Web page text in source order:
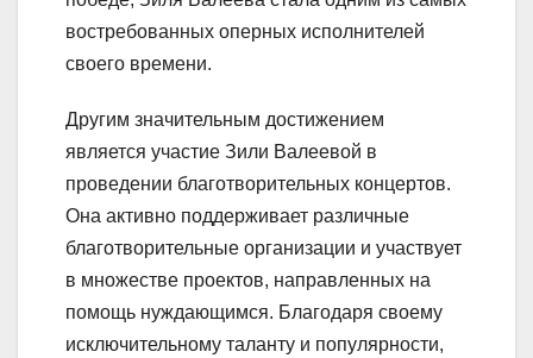
востребованных оперных исполнителей
своего времени.
Другим значительным достижением
является участие Зили Валеевой в
проведении благотворительных концертов.
Она активно поддерживает различные
благотворительные организации и участвует
в множестве проектов, направленных на
помощь нуждающимся. Благодаря своему
исключительному таланту и популярности,